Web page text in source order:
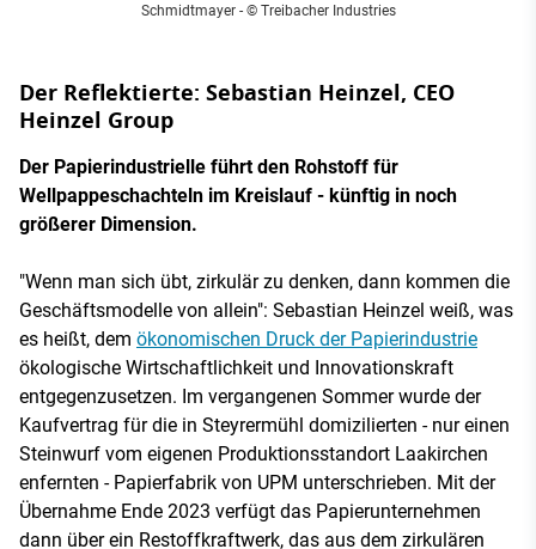
Schmidtmayer - © Treibacher Industries
Der Reflektierte: Sebastian Heinzel, CEO
Heinzel Group
Der Papierindustrielle führt den Rohstoff für
Wellpappeschachteln im Kreislauf - künftig in noch
größerer Dimension.
"Wenn man sich übt, zirkulär zu denken, dann kommen die
Geschäftsmodelle von allein": Sebastian Heinzel weiß, was
es heißt, dem ökonomischen Druck der Papierindustrie
ökologische Wirtschaftlichkeit und Innovationskraft
entgegenzusetzen. Im vergangenen Sommer wurde der
Kaufvertrag für die in Steyrermühl domizilierten - nur einen
Steinwurf vom eigenen Produktionsstandort Laakirchen
enfernten - Papierfabrik von UPM unterschrieben. Mit der
Übernahme Ende 2023 verfügt das Papierunternehmen
dann über ein Restoffkraftwerk, das aus dem zirkulären